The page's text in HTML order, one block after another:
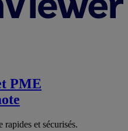
PME
rapides et sécurisés.